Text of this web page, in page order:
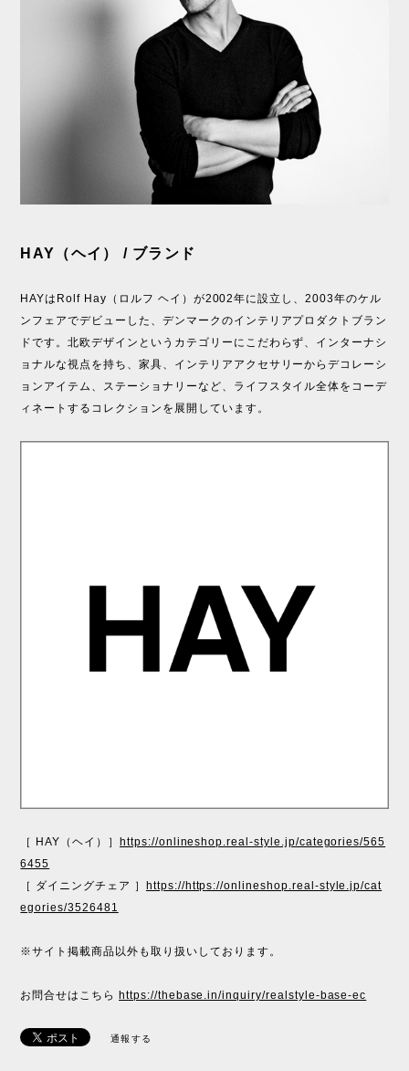
HAY（ヘイ） / ブランド
HAYはRolf Hay（ロルフ ヘイ）が2002年に設立し、2003年のケル
ンフェアでデビューした、デンマークのインテリアプロダクトブラン
ドです。北欧デザインというカテゴリーにこだわらず、インターナシ
ョナルな視点を持ち、家具、インテリアアクセサリーからデコレーシ
ョンアイテム、ステーショナリーなど、ライフスタイル全体をコーデ
ィネートするコレクションを展開しています。
［ HAY（ヘイ）］
https://onlineshop.real-style.jp/categories/565
6455
［ ダイニングチェア ］
https://https://onlineshop.real-style.jp/cat
egories/3526481
※サイト掲載商品以外も取り扱いしております。
お問合せはこちら https://thebase.in/inquiry/realstyle-base-ec
通報する